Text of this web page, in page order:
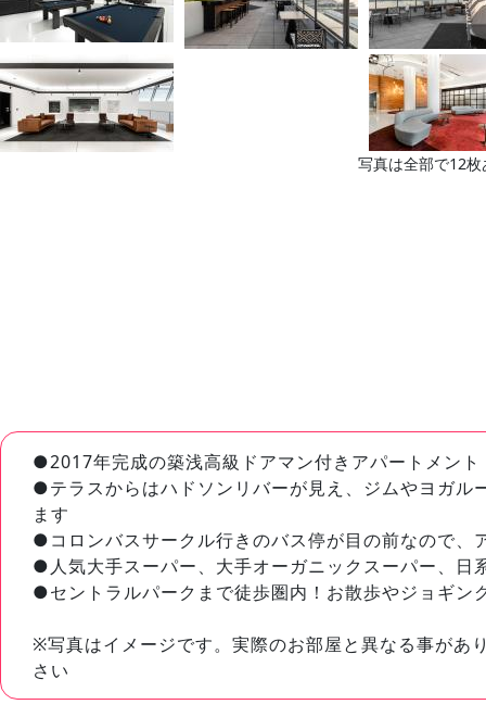
写真は全部で12
●2017年完成の築浅高級ドアマン付きアパートメント
●テラスからはハドソンリバーが見え、ジムやヨガル
ます
●コロンバスサークル行きのバス停が目の前なので、
●人気大手スーパー、大手オーガニックスーパー、日
●セントラルパークまで徒歩圏内！お散歩やジョギン
※写真はイメージです。実際のお部屋と異なる事があ
さい